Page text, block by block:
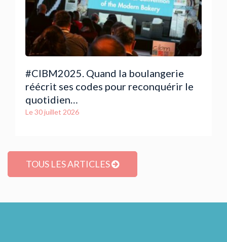
#CIBM2025. Quand la boulangerie
réécrit ses codes pour reconquérir le
quotidien…
Le30 juillet 2026
TOUS LES ARTICLES